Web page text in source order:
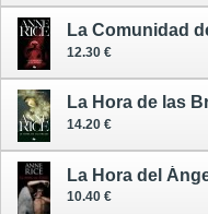
12.30 €
La Hora de las
14.20 €
La Hora del
10.40 €